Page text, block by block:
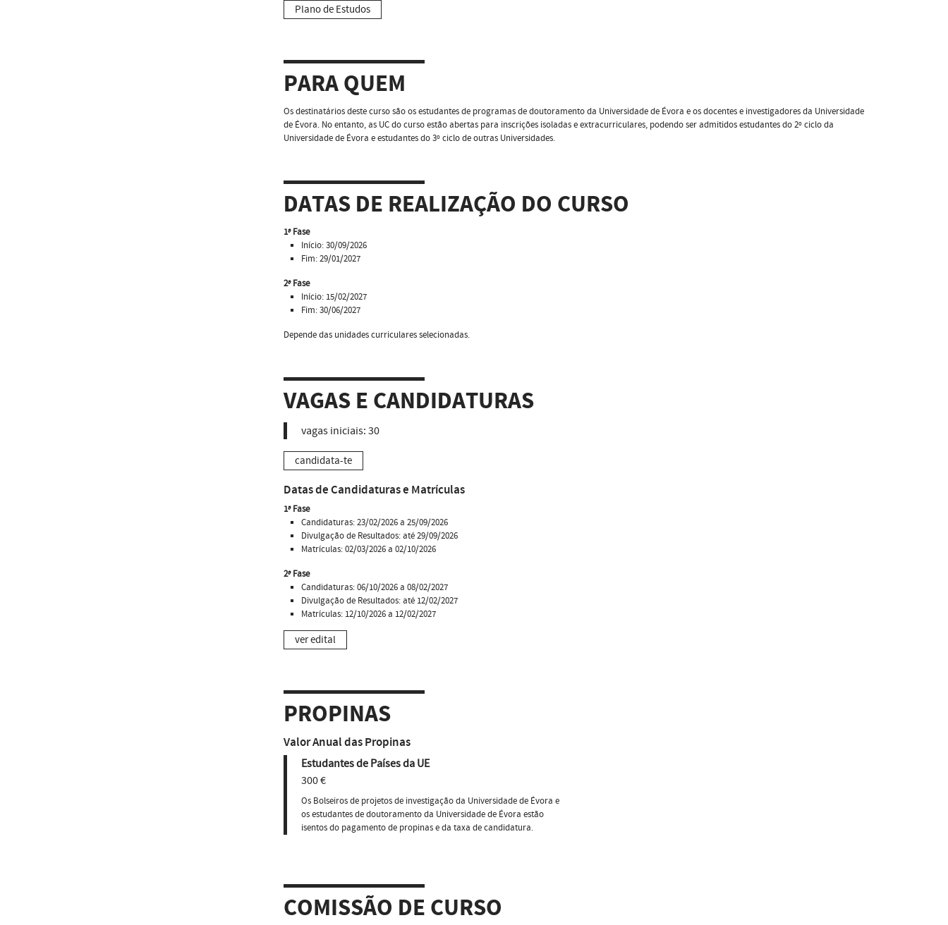
Plano de Estudos
PARA QUEM
Os destinatários deste curso são os estudantes de programas de doutoramento da Universidade de Évora e os docentes e investigadores da Universidade
de Évora. No entanto, as UC do curso estão abertas para inscrições isoladas e extracurriculares, podendo ser admitidos estudantes do 2º ciclo da
Universidade de Évora e estudantes do 3º ciclo de outras Universidades.
DATAS DE REALIZAÇÃO DO CURSO
1ª Fase
Início: 30/09/2026
Fim: 29/01/2027
2ª Fase
Início: 15/02/2027
Fim: 30/06/2027
Depende das unidades curriculares selecionadas.
VAGAS E CANDIDATURAS
vagas iniciais: 30
candidata-te
Datas de Candidaturas e Matrículas
1ª Fase
Candidaturas: 23/02/2026 a 25/09/2026
Divulgação de Resultados: até 29/09/2026
Matrículas: 02/03/2026 a 02/10/2026
2ª Fase
Candidaturas: 06/10/2026 a 08/02/2027
Divulgação de Resultados: até 12/02/2027
Matrículas: 12/10/2026 a 12/02/2027
ver edital
PROPINAS
Valor Anual das Propinas
Estudantes de Países da UE
300 €
Os Bolseiros de projetos de investigação da Universidade de Évora e
os estudantes de doutoramento da Universidade de Évora estão
isentos do pagamento de propinas e da taxa de candidatura.
COMISSÃO DE CURSO